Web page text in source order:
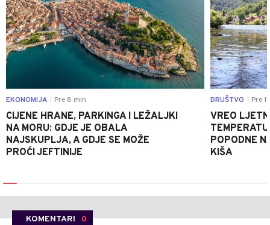
EKONOMIJA Pre 8 min
CIJENE HRANE, PARKINGA I LEŽALJKI
NA MORU: GDJE JE OBALA
NAJSKUPLJA, A GDJE SE MOŽE
PROĆI JEFTINIJE
DRUŠTVO Pre
VREO
POPODNE
KIŠA
KOMENTARI 0